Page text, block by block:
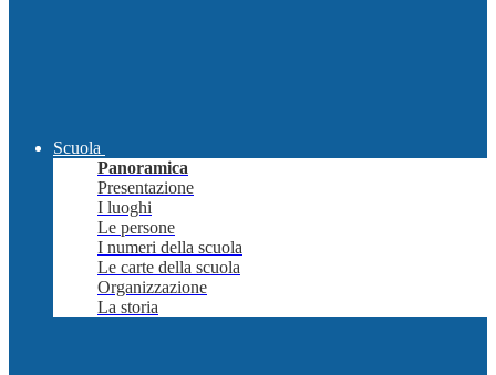
Scuola
Panoramica
Presentazione
I luoghi
Le persone
I numeri della scuola
Le carte della scuola
Organizzazione
La storia